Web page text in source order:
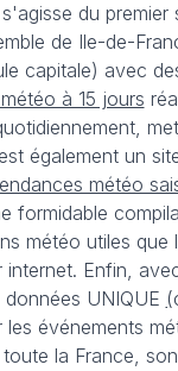
du premier
de Ile-de-
capitale) avec
à 15 jours
également un
météo
formidable
météo utiles que
internet. Enfin,
UNIQUE (
les événements
la France,